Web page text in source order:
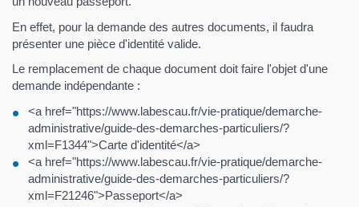
En effet, pour la demande des autres documents, il faudra
présenter une pièce d'identité valide.
Le remplacement de chaque document doit faire l'objet d'une
demande indépendante :
<a href="https://www.labescau.fr/vie-pratique/demarche-
administrative/guide-des-demarches-particuliers/?
xml=F1344">Carte d'identité</a>
<a href="https://www.labescau.fr/vie-pratique/demarche-
administrative/guide-des-demarches-particuliers/?
xml=F21246">Passeport</a>